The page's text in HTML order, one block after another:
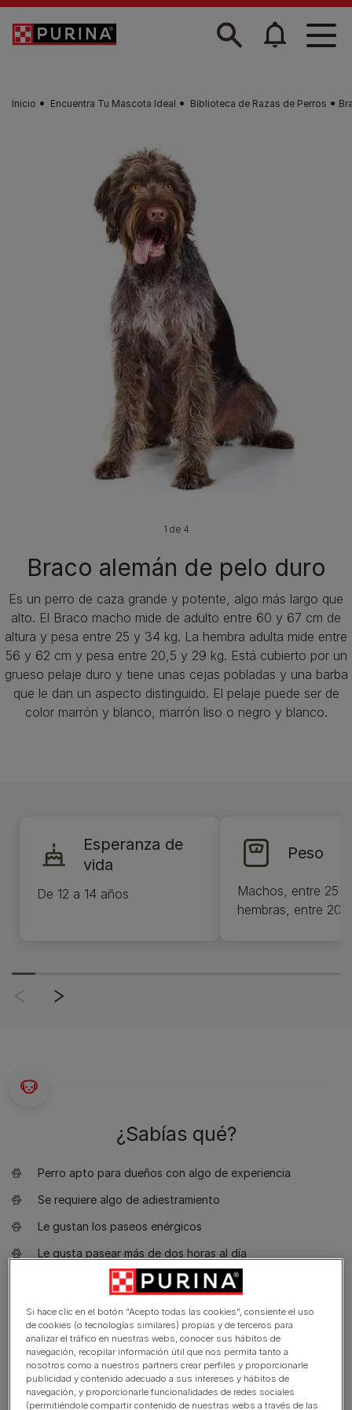
Skip to main content
Inicio Encuentra Tu Mascota Ideal Biblioteca de Razas de Perros
Braco alemán de pelo duro
Es un perro de caza grande y potente, algo más largo que
alto. El Braco macho mide de adulto entre 60 y 67 cm de
altura y pesa entre 25 y 34 kg. La hembra adulta mide entre
56 y 62 cm y pesa entre 20,5 y 29 kg. Está cubierto por un
grueso pelaje duro y tiene unas cejas pobladas y una barba
que le dan un aspecto distinguido. El pelaje puede ser de
color marrón y blanco, marrón liso o negro y blanco.
1 de 4
Esperanza de
vida
De 12 a 14 años
Peso
Machos, entre 25
hembras, entre
¿Sabías qué?
Perro apto para dueños con algo de experiencia
Se requiere algo de adiestramiento
Le gustan los paseos enérgicos
Le gusta pasear más de dos horas al día
Un poco de baba
Requiere aseo cada dos días
Raza no hipoalergénica
Perro expresivo y ladrador
Si hace clic en el botón “Acepto todas las cookies”, consiente el uso
de cookies (o tecnologías similares) propias y de terceros para
analizar el tráfico en nuestras webs, conocer sus hábitos de
navegación, recopilar información útil que nos permita tanto a
nosotros como a nuestros partners crear perfiles y proporcionarle
publicidad y contenido adecuado a sus intereses y hábitos de
navegación, y proporcionarle funcionalidades de redes sociales
(permitiéndole compartir contenido de nuestras webs a través de las